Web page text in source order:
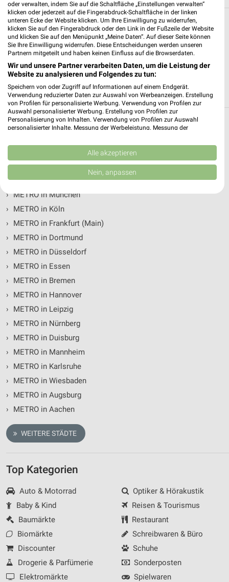
Alle Filialen, Adressen und Öffnungszeiten
von METRO in und um Ludwigshafen
(Rhein)
Du suchst die nächste Filiale von METRO in Ludwigshafen
(Rhein). Hier siehst Du alle METRO Filialen in der Umgebung
von Ludwigshafen (Rhein).
METRO Filialen & Öffnungszeiten in
folgenden Städten
› METRO in Berlin
› METRO in Hamburg
› METRO in München
›
METRO in Köln
›
METRO in Frankfurt (Main)
›
METRO in Dortmund
›
METRO in Düsseldorf
›
METRO in Essen
›
METRO in Bremen
›
METRO in Hannover
›
METRO in Leipzig
›
METRO in Nürnberg
›
METRO in Duisburg
›
METRO in Mannheim
›
METRO in Karlsruhe
›
METRO in Wiesbaden
›
METRO in Augsburg
›
METRO in Aachen
WEITERE STÄDTE
Top Kategorien
Auto & Motorrad
Baby & Kind
Baumärkte
Biomärkte
Discounter
Drogerie & Parfümerie
Elektromärkte
Optiker & Hörakustik
Reisen & Tourismus
Restaurant
Schreibwaren & Büro
Schuhe
Sonderposten
Spielwaren
oder verwalten, indem Sie auf die Schaltfläche „Einstellungen verwalten“
klicken oder jederzeit auf die Fingerabdruck-Schaltfläche in der linken
unteren Ecke der Website klicken. Um Ihre Einwilligung zu widerrufen,
klicken Sie auf den Fingerabdruck oder den Link in der Fußzeile der Website
und klicken Sie auf den Menüpunkt „Meine Daten“. Auf dieser Seite können
Sie Ihre Einwilligung widerrufen. Diese Entscheidungen werden unseren
Partnern mitgeteilt und haben keinen Einfluss auf die Browserdaten.
Wir und unsere Partner verarbeiten Daten, um die Leistung der
Website zu analysieren und Folgendes zu tun:
Speichern von oder Zugriff auf Informationen auf einem Endgerät.
Verwendung reduzierter Daten zur Auswahl von Werbeanzeigen. Erstellung
von Profilen für personalisierte Werbung. Verwendung von Profilen zur
Auswahl personalisierter Werbung. Erstellung von Profilen zur
Personalisierung von Inhalten. Verwendung von Profilen zur Auswahl
personalisierter Inhalte. Messung der Werbeleistung. Messung der
Kombinationen von Daten aus verschiedenen Quellen. Entwicklung und
Verbesserung der Angebote. Verwendung reduzierter Daten zur Auswahl
von Inhalten.
Daten können außerhalb der Europäischen Union weitergegeben und in die
Website/App.
Partnerliste anzeigen (1 IAB-Anbieter)
Wir nutzen Ihre Daten für folgende Zwecke:
IAB-Verarbeitungszwecke:
Speichern von oder Zugriff auf Informationen
Verwendung reduzierter Daten zur Auswahl von
Erstellung von Profilen für personalisierte
Werbung
Verwendung von Profilen zur Auswahl
personalisierter Werbung
Erstellung von Profilen zur Personalisierung
von Inhalten
Verwendung von Profilen zur Auswahl
personalisierter Inhalte
Messung der Werbeleistung
Analyse von Zielgruppen durch Statistiken oder
Quellen
Entwicklung und Verbesserung der Angebote
Verwendung reduzierter Daten zur Auswahl von
Inhalten
Alle akzeptieren
Nein, anpassen